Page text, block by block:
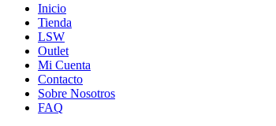
Inicio
Tienda
LSW
Outlet
Mi Cuenta
Contacto
Sobre Nosotros
FAQ